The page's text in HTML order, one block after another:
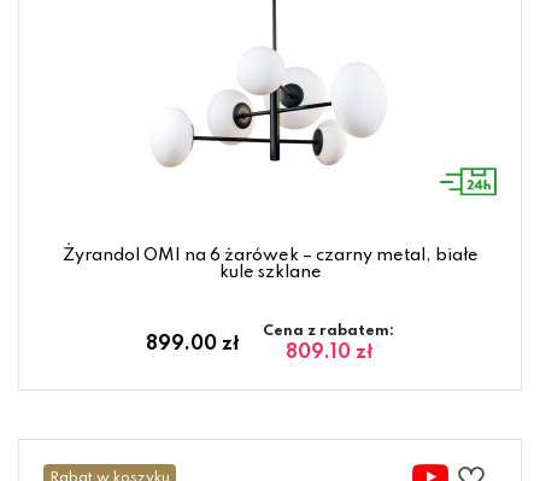
Żyrandol OMI na 6 żarówek – czarny metal, białe
kule szklane
899.00 zł
Cena z rabatem:
809.10 zł